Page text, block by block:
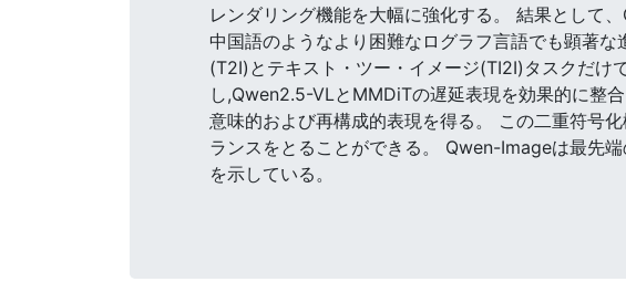
レンダリング機能を大幅に強化する。 結果として
中国語のようなより困難なログラフ言語でも顕著
(T2I)とテキスト・ツー・イメージ(TI2I)タスクだけ
し,Qwen2.5-VLとMMDiTの遅延表現を効果的に整
意味的および再構成的表現を得る。 この二重符号
ランスをとることができる。 Qwen-Imageは最先
を示している。